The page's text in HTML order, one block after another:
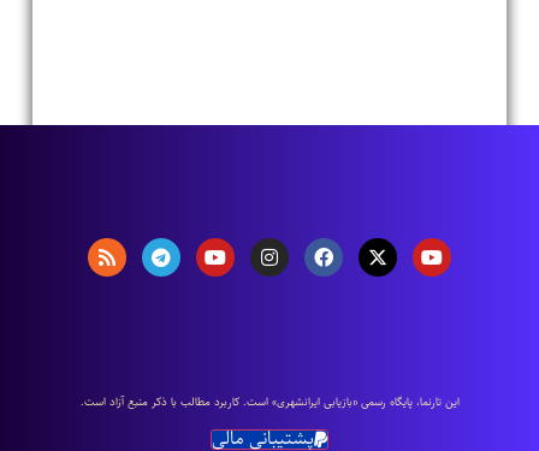
اين تارنما، پایگاه رسمی «بازیابی ایرانشهری» است. كاربرد مطالب با ذكر منبع آزاد است.
پشتیبانی مالی